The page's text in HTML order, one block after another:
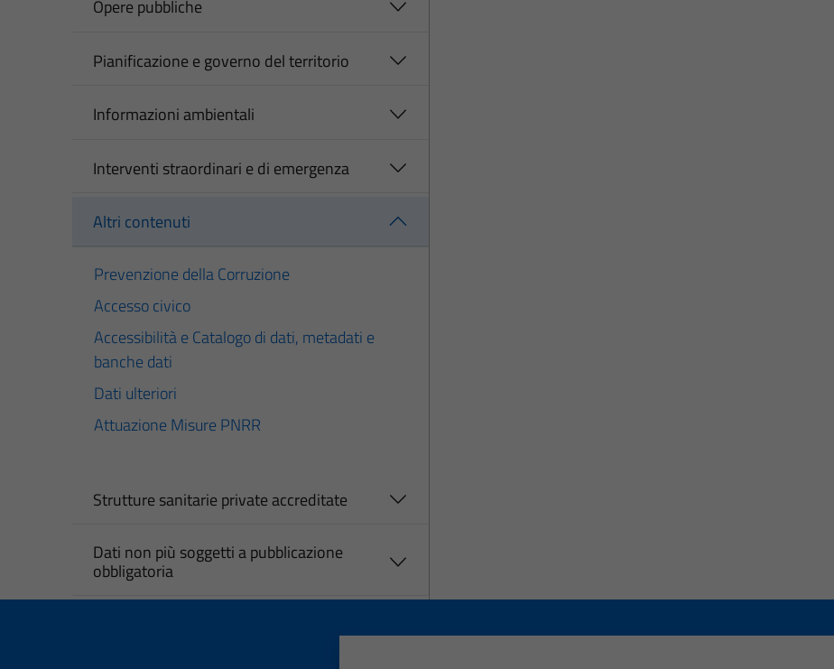
Opere pubbliche
Pianificazione e governo del territorio
Informazioni ambientali
Interventi straordinari e di emergenza
Altri contenuti
Prevenzione della Corruzione
Accesso civico
Accessibilità e Catalogo di dati, metadati e
banche dati
Dati ulteriori
Attuazione Misure PNRR
Strutture sanitarie private accreditate
Dati non più soggetti a pubblicazione
obbligatoria